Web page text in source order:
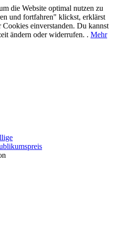
die Website optimal nutzen zu
und fortfahren" klickst, erklärst
einverstanden. Du kannst
ändern oder widerrufen. . Mehr